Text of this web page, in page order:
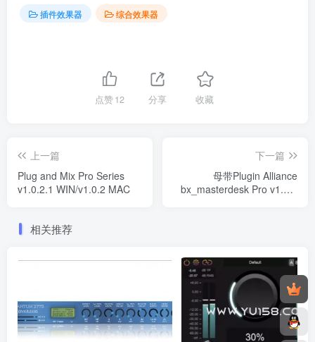
插件效果器 综合效果器
点赞12 分享 收藏
上一篇
Plug and Mix Pro Series
v1.0.2.1 WIN/v1.0.2 MAC
下一篇
母带Plugin Alliance
bx_masterdesk Pro v1.0.0
相关推荐